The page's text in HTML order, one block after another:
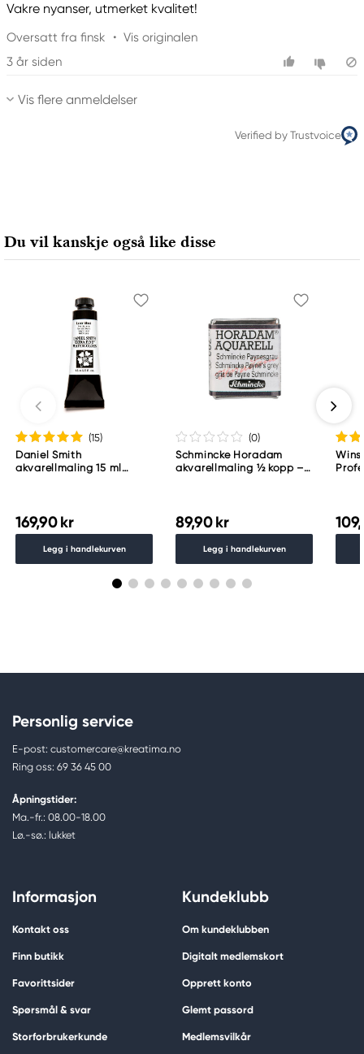
Vakre nyanser, utmerket kvalitet!
Oversatt fra finsk • Vis originalen
3 år siden
Vis flere anmeldelser
Verified by Trustvoice
Du vil kanskje også like disse
(15)
Daniel Smith
akvarellmaling 15 ml
169,90 kr
Legg i handlekurven
(0)
Schmincke Horadam
akvarellmaling ½ kopp –
89,90 kr
Legg i handlekurven
Personlig service
E-post: customercare@kreatima.no
Ring oss: 69 36 45 00
Åpningstider:
Ma.-fr.: 08.00-18.00
Lø.-sø.: lukket
Informasjon
Kontakt oss
Finn butikk
Favorittsider
Spørsmål & svar
Storforbrukerkunde
Kundeklubb
Om kundeklubben
Digitalt medlemskort
Opprett konto
Glemt passord
Medlemsvilkår